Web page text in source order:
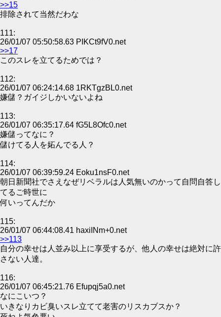
>>15
排除されて当然だわな
111:
26/01/07 05:50:58.63 PIKCt9fV0.net
>>17
このスレを立てるためでは？
112:
26/01/07 06:24:14.68 1RKTgzBL0.net
嫌儲？ガイジしかいないよね
113:
26/01/07 06:35:17.64 fG5L8Ofc0.net
嫌儲ってなに？
儲けてる人を妬んでる人？
114:
26/01/07 06:39:59.24 Eoku1nsF0.net
朝日新聞社でさえなぜリベラルは人気無いのかって自問自答し
てるご時世に
何いってんだか
115:
26/01/07 06:44:08.41 haxiINm+0.net
>>113
自分の幸せは人並み以上に享受するが、他人の幸せは絶対に許
さない人達。
116:
26/01/07 06:45:21.76 Efupqj5a0.net
なにこいつ？
いきなりカビ臭いスレ立てて老害のリスカブスか？